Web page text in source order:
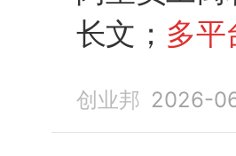
长文； 多平
创业邦 2026-